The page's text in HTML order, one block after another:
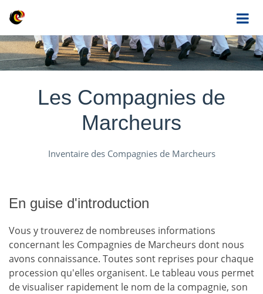
Les Compagnies de
Marcheurs
Inventaire des Compagnies de Marcheurs
En guise d'introduction
Vous y trouverez de nombreuses informations
concernant les Compagnies de Marcheurs dont nous
avons connaissance. Toutes sont reprises pour chaque
procession qu'elles organisent. Le tableau vous permet
de visualiser rapidement le nom de la compagnie, son